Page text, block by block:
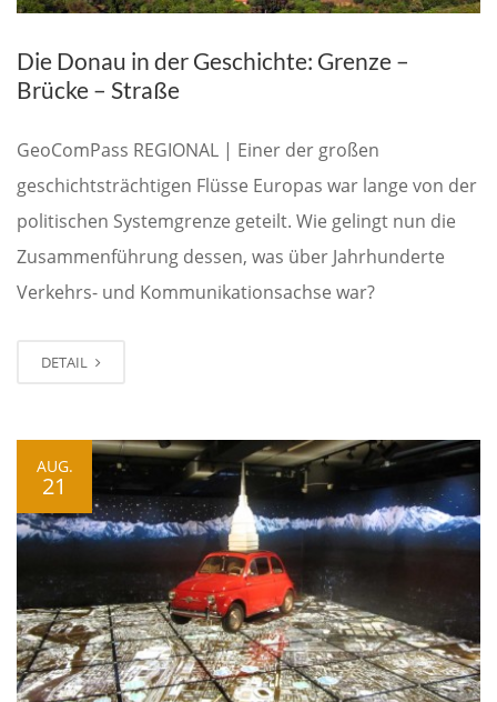
Die Donau in der Geschichte: Grenze –
Brücke – Straße
GeoComPass REGIONAL | Einer der großen
geschichtsträchtigen Flüsse Europas war lange von der
politischen Systemgrenze geteilt. Wie gelingt nun die
Zusammenführung dessen, was über Jahrhunderte
Verkehrs- und Kommunikationsachse war?
DETAIL
AUG.
21